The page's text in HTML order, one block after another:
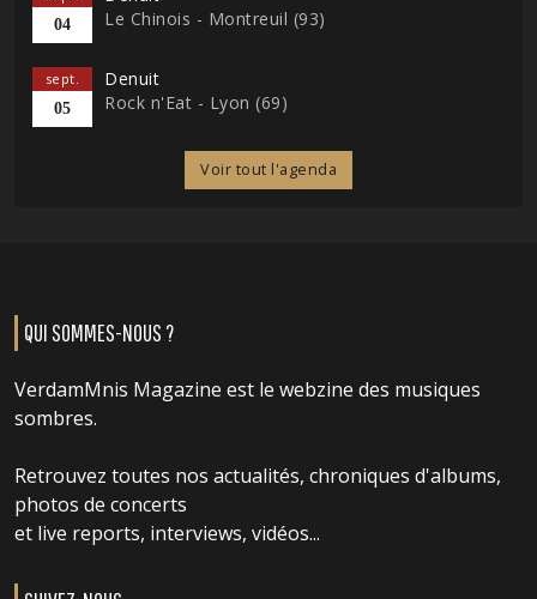
04
Le Chinois - Montreuil (93)
sept.
05
Denuit
Rock n'Eat - Lyon (69)
Voir tout l'agenda
QUI SOMMES-NOUS ?
VerdamMnis Magazine est le webzine des musiques
sombres.
Retrouvez toutes nos actualités, chroniques d'albums,
photos de concerts
et live reports, interviews, vidéos...